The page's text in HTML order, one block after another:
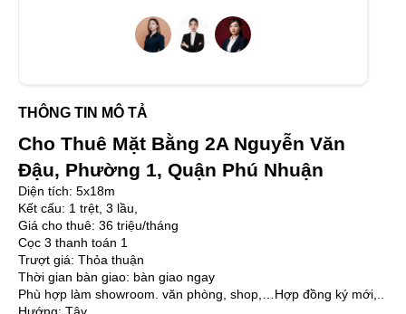
THÔNG TIN MÔ TẢ
Cho Thuê Mặt Bằng 2A Nguyễn Văn
Đậu, Phường 1, Quận Phú Nhuận
Diện tích: 5x18m
Kết cấu: 1 trệt, 3 lầu,
Giá cho thuê: 36 triệu/tháng
Cọc 3 thanh toán 1
Trượt giá: Thỏa thuận
Thời gian bàn giao: bàn giao ngay
Phù hợp làm showroom. văn phòng, shop,…Hợp đồng ký mới,..